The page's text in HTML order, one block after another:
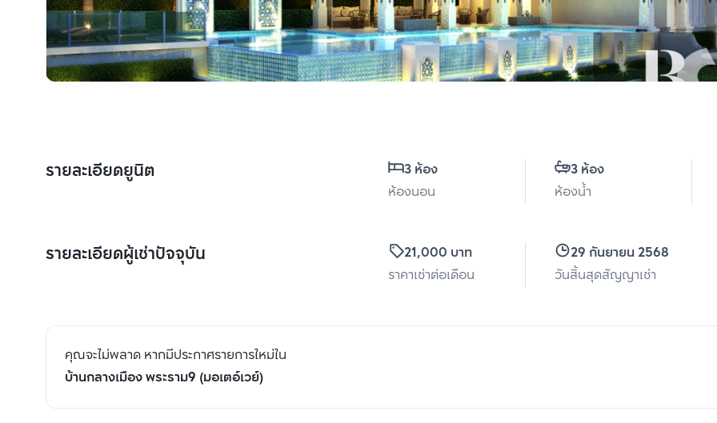
รายละเอียดยูนิต
3 ห้อง
ห้องนอน
3 ห้อง
ห้องน้ำ
รายละเอียดผู้เช่าปัจจุบัน
21,000 บาท
ราคาเช่าต่อเดือน
29 กันยายน 2568
วันสิ้นสุดสัญญาเช่า
คุณจะไม่พลาด หากมีประกาศรายการใหม่ใน
บ้านกลางเมือง พระราม9 (มอเตอ์เวย์)